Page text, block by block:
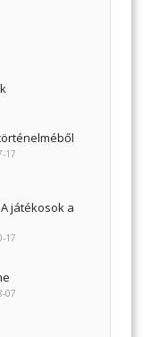
17
játékosok a
17
07